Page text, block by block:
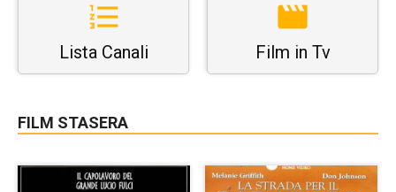
Lista Canali Film in Tv
FILM STASERA